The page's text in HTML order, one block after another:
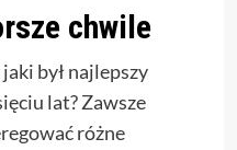
chwile
był najlepszy
lat? Zawsze
różne